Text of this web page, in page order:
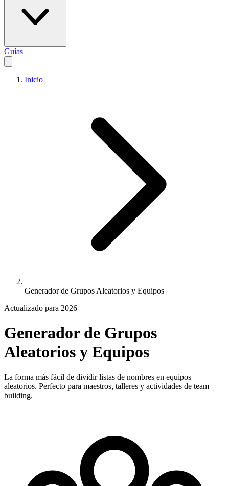
Guías
Inicio
Generador de Grupos Aleatorios y Equipos
Actualizado para 2026
Generador de Grupos
Aleatorios y Equipos
La forma más fácil de dividir listas de nombres en equipos
aleatorios. Perfecto para maestros, talleres y actividades de team
building.